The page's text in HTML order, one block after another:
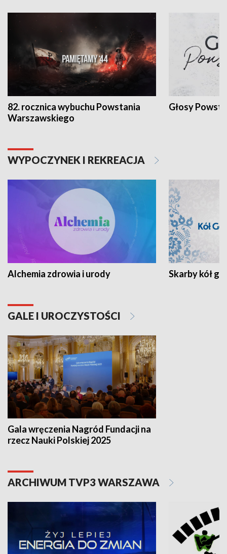
82. rocznica wybuchu Powstania
Warszawskiego
Głosy
WYPOCZYNEK I REKREACJA
Alchemia zdrowia i urody Skarby kół
GALE I UROCZYSTOŚCI
Gala wręczenia Nagród Fundacji na
rzecz Nauki Polskiej 2025
ARCHIWUM TVP3 WARSZAWA